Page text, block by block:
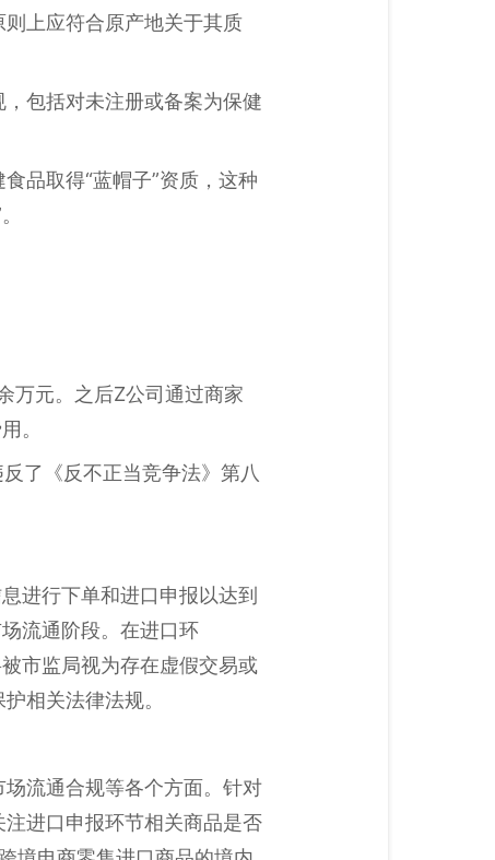
上应符合原产地关于其质
包括对未注册或备案为保健
品取得“蓝帽子”资质，这种
万元。之后Z公司通过商家
。
了《反不正当竞争法》第八
进行下单和进口申报以达到
流通阶段。在进口环
市监局视为存在虚假交易或
相关法律法规。
流通合规等各个方面。针对
进口申报环节相关商品是否